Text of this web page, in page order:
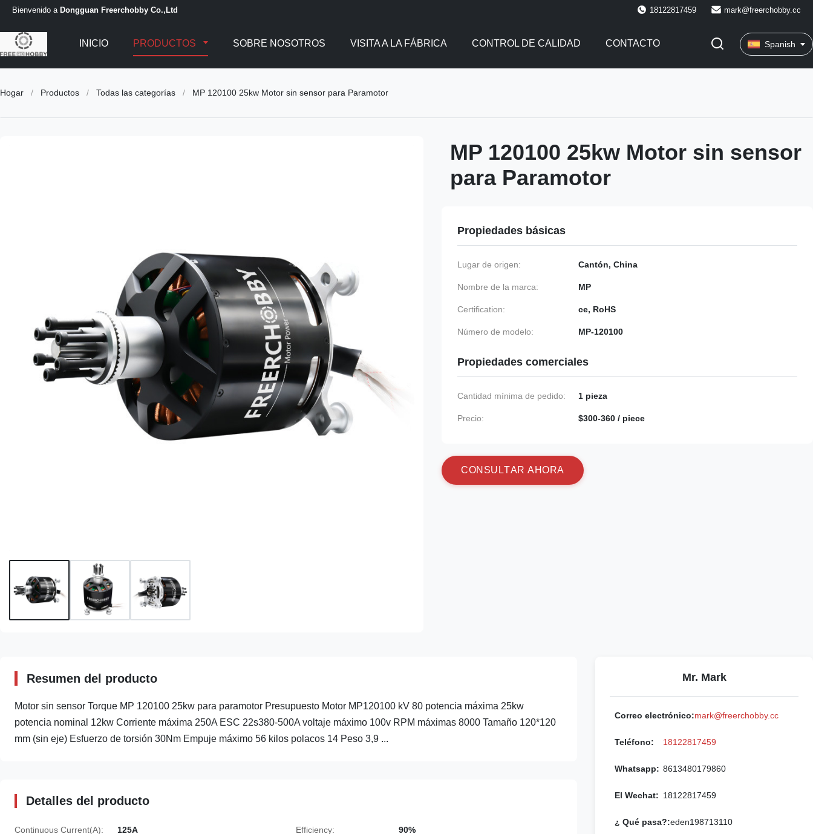
Bienvenido a Dongguan Freerchobby Co.,Ltd 18122817459 mark@freerchobby.cc
INICIO PRODUCTOS SOBRE NOSOTROS VISITA A LA FÁBRICA CONTROL DE CALIDAD CONTACTO Spanish
Hogar / Productos / Todas las categorías / MP 120100 25kw Motor sin sensor para Paramotor
MP 120100 25kw Motor sin sensor
para Paramotor
Propiedades básicas
Lugar de origen: Cantón, China
Nombre de la marca: MP
Certification: ce, RoHS
Número de modelo: MP-120100
Propiedades comerciales
Cantidad mínima de pedido: 1 pieza
Precio: $300-360 / piece
CON SU LTAR A HORA
Resumen del producto
Motor sin sensor Torque MP 120100 25kw para paramotor Presupuesto Motor MP120100 kV 80 potencia máxima 25kw
potencia nominal 12kw Corriente máxima 250A ESC 22s380-500A voltaje máximo 100v RPM máximas 8000 Tamaño 120*120
mm (sin eje) Esfuerzo de torsión 30Nm Empuje máximo 56 kilos polacos 14 Peso 3,9 ...
Detalles del producto
Continuous Current(A): 125A Efficiency: 90%
Mr. Mark
Correo electrónico:mark@freerchobby.cc
Teléfono: 18122817459
Whatsapp: 8613480179860
El Wechat: 18122817459
¿ Qué pasa?:eden198713110